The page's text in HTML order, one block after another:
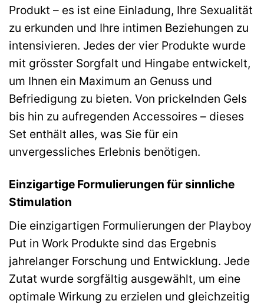
Produkt – es ist eine Einladung, Ihre Sexualität
zu erkunden und Ihre intimen Beziehungen zu
intensivieren. Jedes der vier Produkte wurde
mit grösster Sorgfalt und Hingabe entwickelt,
um Ihnen ein Maximum an Genuss und
Befriedigung zu bieten. Von prickelnden Gels
bis hin zu aufregenden Accessoires – dieses
Set enthält alles, was Sie für ein
unvergessliches Erlebnis benötigen.
Einzigartige Formulierungen für sinnliche
Stimulation
Die einzigartigen Formulierungen der Playboy
Put in Work Produkte sind das Ergebnis
jahrelanger Forschung und Entwicklung. Jede
Zutat wurde sorgfältig ausgewählt, um eine
optimale Wirkung zu erzielen und gleichzeitig